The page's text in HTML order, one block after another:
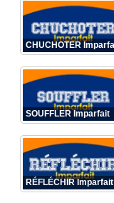
CHUCHOTER
SOUFFLER Imparfait
RÉFLÉCHIR Imparfait